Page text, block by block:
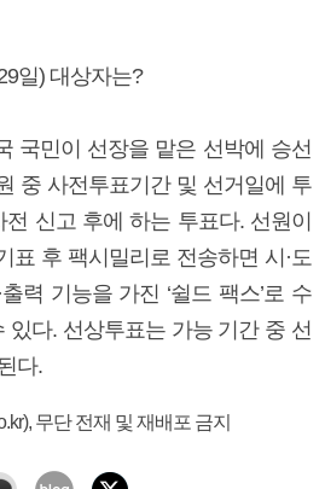
일) 대상자는?
국민이 선장을 맡은 선박에 승선
중 사전투표기간 및 선거일에 투
신고 후에 하는 투표다. 선원이
표 후 팩시밀리로 전송하면 시·도
력 기능을 가진 ‘쉴드 팩스’로 수
있다. 선상투표는 가능 기간 중 선
다.
무단 전재 및 재배포 금지